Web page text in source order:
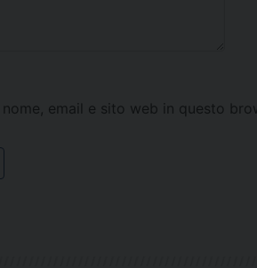
email e sito web in questo